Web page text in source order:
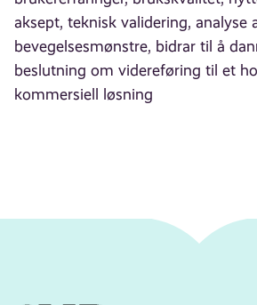
aksept, teknisk validering, analyse
bevegelsesmønstre, bidrar til å
beslutning om videreføring til et
kommersiell løsning